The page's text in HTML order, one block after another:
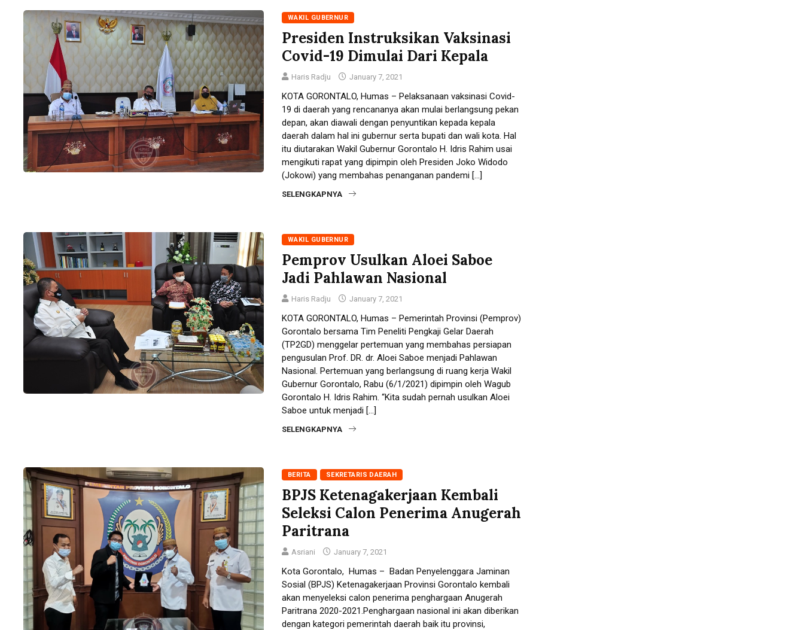
WAKIL GUBERNUR
Presiden Instruksikan Vaksinasi
Covid-19 Dimulai Dari Kepala
Haris Radju January 7, 2021
KOTA GORONTALO, Humas – Pelaksanaan vaksinasi Covid-
19 di daerah yang rencananya akan mulai berlangsung pekan
depan, akan diawali dengan penyuntikan kepada kepala
daerah dalam hal ini gubernur serta bupati dan wali kota. Hal
itu diutarakan Wakil Gubernur Gorontalo H. Idris Rahim usai
mengikuti rapat yang dipimpin oleh Presiden Joko Widodo
(Jokowi) yang membahas penanganan pandemi […]
SELENGKAPNYA
WAKIL GUBERNUR
Pemprov Usulkan Aloei Saboe
Jadi Pahlawan Nasional
Haris Radju January 7, 2021
KOTA GORONTALO, Humas – Pemerintah Provinsi (Pemprov)
Gorontalo bersama Tim Peneliti Pengkaji Gelar Daerah
(TP2GD) menggelar pertemuan yang membahas persiapan
pengusulan Prof. DR. dr. Aloei Saboe menjadi Pahlawan
Nasional. Pertemuan yang berlangsung di ruang kerja Wakil
Gubernur Gorontalo, Rabu (6/1/2021) dipimpin oleh Wagub
Gorontalo H. Idris Rahim. “Kita sudah pernah usulkan Aloei
Saboe untuk menjadi […]
SELENGKAPNYA
BERITA SEKRETARIS DAERAH
BPJS Ketenagakerjaan Kembali
Seleksi Calon Penerima Anugerah
Paritrana
Asriani January 7, 2021
Kota Gorontalo, Humas – Badan Penyelenggara Jaminan
Sosial (BPJS) Ketenagakerjaan Provinsi Gorontalo kembali
akan menyeleksi calon penerima penghargaan Anugerah
Paritrana 2020-2021.Penghargaan nasional ini akan diberikan
dengan kategori pemerintah daerah baik itu provinsi,